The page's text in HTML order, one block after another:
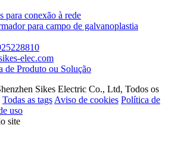
para conexão à rede
para campo de galvanoplastia
elec.com
de Produto ou Solução
Sikes Electric Co., Ltd, Todos os
Todas as tags Aviso de cookies Política de
uso
site